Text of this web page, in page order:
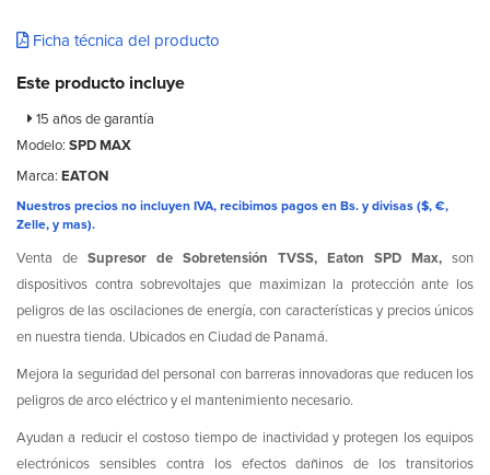
Ficha técnica del producto
Este producto incluye
15 años de garantía
Modelo: SPD MAX
Marca: EATON
Nuestros precios no incluyen IVA, recibimos pagos en Bs. y divisas ($, €,
Zelle, y mas).
Venta de Supresor de Sobretensión TVSS, Eaton SPD Max, son
dispositivos contra sobrevoltajes que maximizan la protección ante los
peligros de las oscilaciones de energía, con características y precios únicos
en nuestra tienda. Ubicados en Ciudad de Panamá.
Mejora la seguridad del personal con barreras innovadoras que reducen los
peligros de arco eléctrico y el mantenimiento necesario.
Ayudan a reducir el costoso tiempo de inactividad y protegen los equipos
electrónicos sensibles contra los efectos dañinos de los transitorios